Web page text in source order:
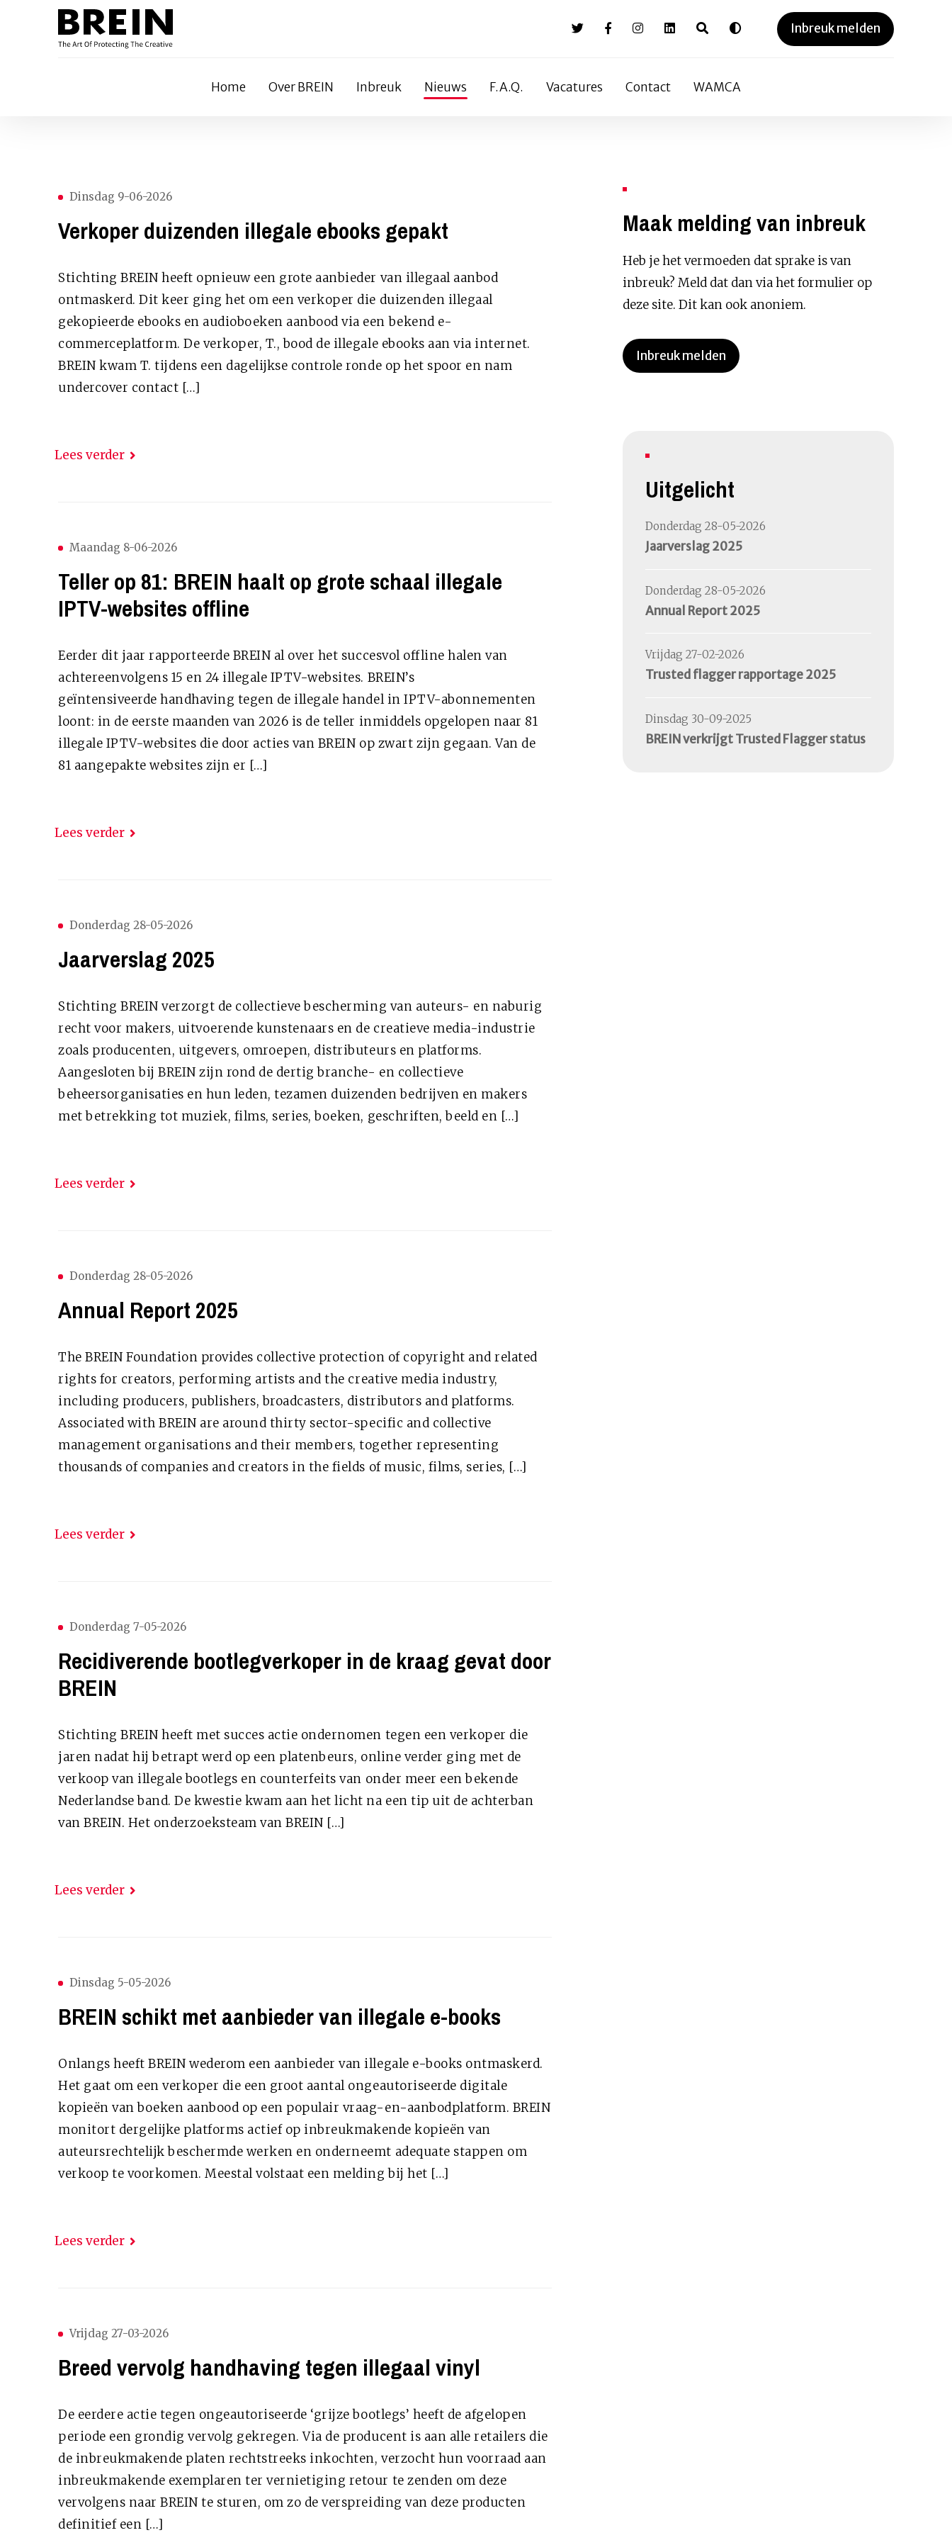
Inbreuk melden
Home Over BREIN Inbreuk Nieuws F.A.Q. Vacatures Contact WAMCA
Dinsdag 9-06-2026
Verkoper duizenden illegale ebooks gepakt
Stichting BREIN heeft opnieuw een grote aanbieder van illegaal aanbod
ontmaskerd. Dit keer ging het om een verkoper die duizenden illegaal
gekopieerde ebooks en audioboeken aanbood via een bekend e-
commerceplatform. De verkoper, T., bood de illegale ebooks aan via internet.
BREIN kwam T. tijdens een dagelijkse controle ronde op het spoor en nam
undercover contact […]
Lees verder
Maandag 8-06-2026
Teller op 81: BREIN haalt op grote schaal illegale
IPTV-websites offline
Eerder dit jaar rapporteerde BREIN al over het succesvol offline halen van
achtereenvolgens 15 en 24 illegale IPTV-websites. BREIN’s
geïntensiveerde handhaving tegen de illegale handel in IPTV-abonnementen
loont: in de eerste maanden van 2026 is de teller inmiddels opgelopen naar 81
illegale IPTV-websites die door acties van BREIN op zwart zijn gegaan. Van de
81 aangepakte websites zijn er […]
Lees verder
Donderdag 28-05-2026
Jaarverslag 2025
Stichting BREIN verzorgt de collectieve bescherming van auteurs- en naburig
recht voor makers, uitvoerende kunstenaars en de creatieve media-industrie
zoals producenten, uitgevers, omroepen, distributeurs en platforms.
Aangesloten bij BREIN zijn rond de dertig branche- en collectieve
beheersorganisaties en hun leden, tezamen duizenden bedrijven en makers
met betrekking tot muziek, films, series, boeken, geschriften, beeld en […]
Lees verder
Donderdag 28-05-2026
Annual Report 2025
The BREIN Foundation provides collective protection of copyright and related
rights for creators, performing artists and the creative media industry,
including producers, publishers, broadcasters, distributors and platforms.
Associated with BREIN are around thirty sector-specific and collective
management organisations and their members, together representing
thousands of companies and creators in the fields of music, films, series, […]
Lees verder
Donderdag 7-05-2026
Recidiverende bootlegverkoper in de kraag gevat door
BREIN
Stichting BREIN heeft met succes actie ondernomen tegen een verkoper die
jaren nadat hij betrapt werd op een platenbeurs, online verder ging met de
verkoop van illegale bootlegs en counterfeits van onder meer een bekende
Nederlandse band. De kwestie kwam aan het licht na een tip uit de achterban
van BREIN. Het onderzoeksteam van BREIN […]
Lees verder
Dinsdag 5-05-2026
BREIN schikt met aanbieder van illegale e-books
Onlangs heeft BREIN wederom een aanbieder van illegale e-books ontmaskerd.
Het gaat om een verkoper die een groot aantal ongeautoriseerde digitale
kopieën van boeken aanbood op een populair vraag-en-aanbodplatform. BREIN
monitort dergelijke platforms actief op inbreukmakende kopieën van
auteursrechtelijk beschermde werken en onderneemt adequate stappen om
verkoop te voorkomen. Meestal volstaat een melding bij het […]
Lees verder
Vrijdag 27-03-2026
Breed vervolg handhaving tegen illegaal vinyl
De eerdere actie tegen ongeautoriseerde ‘grijze bootlegs’ heeft de afgelopen
periode een grondig vervolg gekregen. Via de producent is aan alle retailers die
de inbreukmakende platen rechtstreeks inkochten, verzocht hun voorraad aan
inbreukmakende exemplaren ter vernietiging retour te zenden om deze
vervolgens naar BREIN te sturen, om zo de verspreiding van deze producten
definitief een […]
Maak melding van inbreuk
Heb je het vermoeden dat sprake is van
inbreuk? Meld dat dan via het formulier op
deze site. Dit kan ook anoniem.
Inbreuk melden
Uitgelicht
Donderdag 28-05-2026
Jaarverslag 2025
Donderdag 28-05-2026
Annual Report 2025
Vrijdag 27-02-2026
Trusted flagger rapportage 2025
Dinsdag 30-09-2025
BREIN verkrijgt Trusted Flagger status